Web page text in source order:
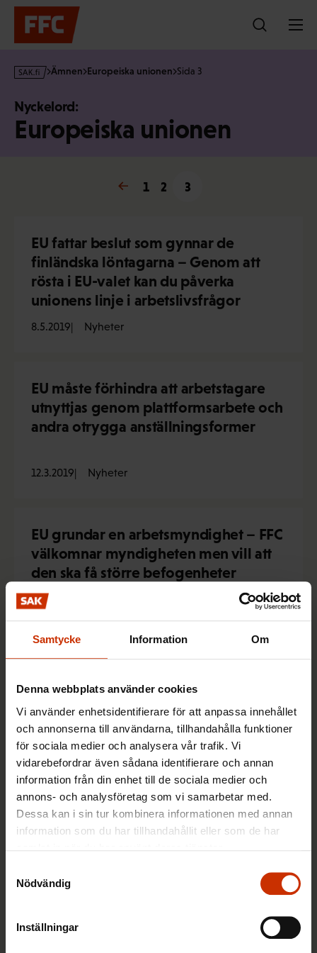
Samtycke Information Om
Denna webbplats använder cookies
Vi använder enhetsidentifierare för att anpassa innehållet
och annonserna till användarna, tillhandahålla funktioner
för sociala medier och analysera vår trafik. Vi
vidarebefordrar även sådana identifierare och annan
information från din enhet till de sociala medier och
annons- och analysföretag som vi samarbetar med.
Dessa kan i sin tur kombinera informationen med annan
information som du har tillhandahållit eller som de har
Nödvändig
Inställningar
Hoppa
innehållet
s
k
·
Ämnen Europeiska unionen Sida 3
Nyckelord:
Europeiska unionen
← Föregående
1 2 3
EU fattar beslut som gynnar de
finländska löntagarna – Genom att
rösta i EU-valet kan du påverka
unionens linje i arbetslivsfrågor
8.5.2019 Nyheter
EU måste förhindra att arbetstagare
utnyttjas genom plattformsarbete och
andra otrygga anställningsformer
12.3.2019 Nyheter
EU grundar en arbetsmyndighet – FFC
välkomnar myndigheten men vill att
den ska få större befogenheter
26.3.2018 Nyheter
Utstationerade arbetstagare ska få
samma lön som alla andra i det land
där de arbetar
1.3.2018 Nyheter
EU-länderna enades: Utstationerade
25.10.2017